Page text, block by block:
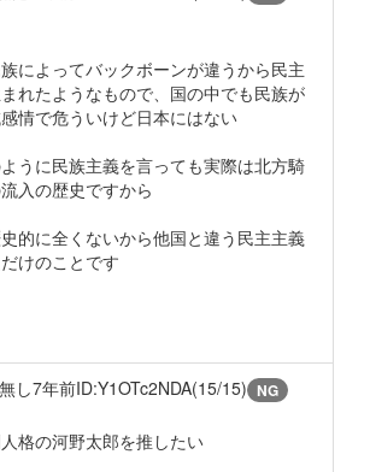
によってバックボーンが違うから民主
れたようなもので、国の中でも民族が
情で危ういけど日本にはない
うに民族主義を言っても実際は北方騎
入の歴史ですから
的に全くないから他国と違う民主主義
けのことです
し7年前ID:Y1OTc2NDA(15/15) NG
格の河野太郎を推したい